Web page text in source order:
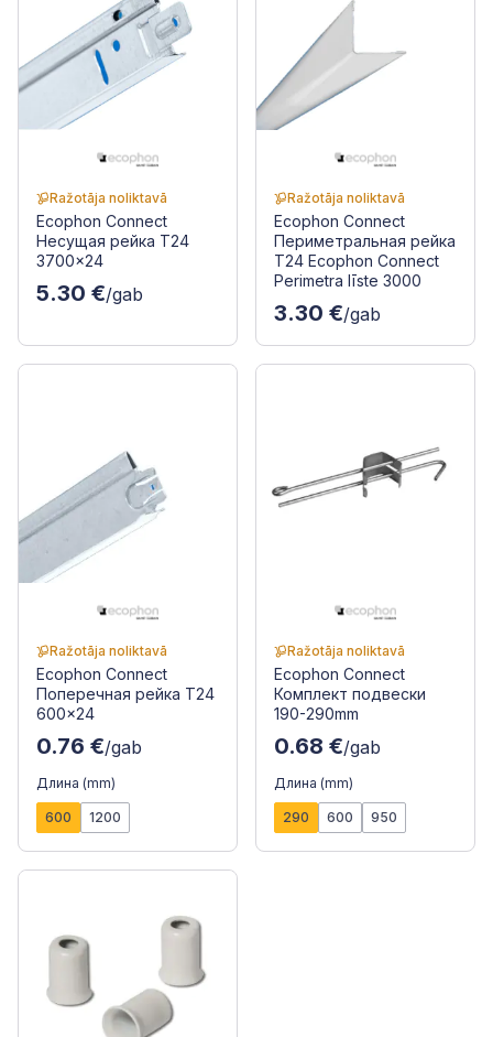
Ražotāja noliktavā
Ecophon Connect
Несущая рейка T24
3700x24
5.30 €/gab
Ražotāja noliktavā
Ecophon Connect
Периметральная рейка
T24 Ecophon Connect
Perimetra līste 3000
3.30 €/gab
Ražotāja noliktavā
Ecophon Connect
Поперечная рейка T24
600x24
0.76 €/gab
Длина (mm)
600 1200
Ražotāja noliktavā
Ecophon Connect
Комплект подвески
190-290mm
0.68 €/gab
Длина (mm)
290 600 950